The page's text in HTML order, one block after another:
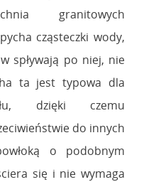
granitowych
cząsteczki wody,
spływają po niej, nie
ta jest typowa dla
dzięki czemu
do innych
o podobnym
się i nie wymaga